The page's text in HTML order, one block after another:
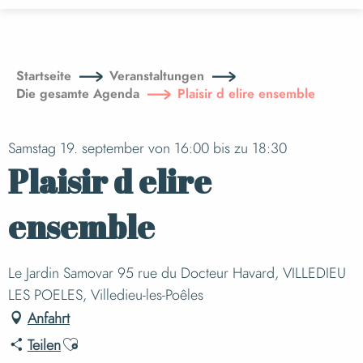
principal
Startseite
Veranstaltungen
Die gesamte Agenda
Plaisir d elire ensemble
Samstag 19. september von 16:00 bis zu 18:30
Plaisir d elire
ensemble
Le Jardin Samovar 95 rue du Docteur Havard, VILLEDIEU
LES POELES, Villedieu-les-Poêles
Anfahrt
TeilenAjouter aux favoris